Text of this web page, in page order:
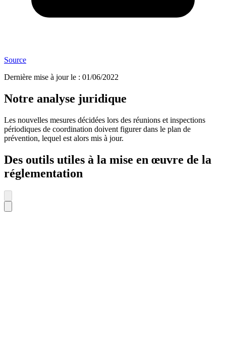
Source
Dernière mise à jour le : 01/06/2022
Notre analyse juridique
Les nouvelles mesures décidées lors des réunions et inspections
périodiques de coordination doivent figurer dans le plan de
prévention, lequel est alors mis à jour.
Des outils utiles à la mise en œuvre de la
réglementation